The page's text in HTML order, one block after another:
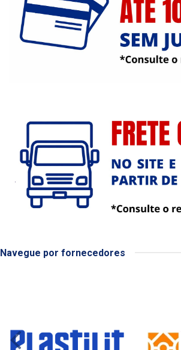
Navegue por fornecedores